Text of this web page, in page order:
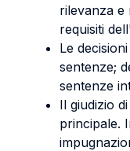
rilevanza e
requisiti
Le
sentenze;
sentenze
Il giudizio
principale.